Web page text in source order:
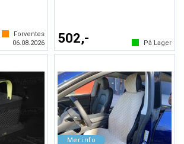
Forventes
06.08.2026
502,- På Lager